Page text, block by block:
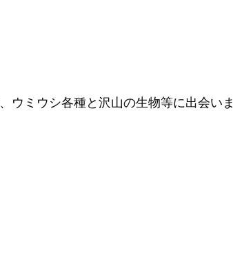
ウミウシ各種と沢山の生物等に出会いま